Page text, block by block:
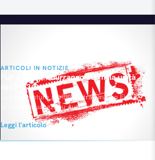
ARTICOLI IN NOTIZIE
Fiat e Gac produrranno 200 mila unità
nel 2013
La joint venture paritetica tra Gruppo Fiat e
la cinese Guangzhou Automobile Group (Gac)
prevede per il prossimo anno di incrementare
la capacità produttiva della fabbrica di
Leggi l'articolo